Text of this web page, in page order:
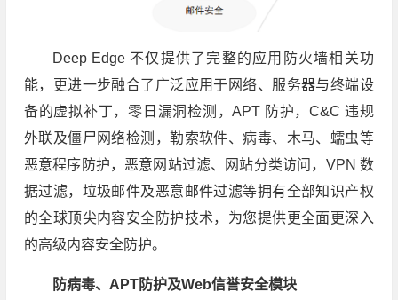
Deep Edge 不仅提供了完整的应用防火墙相关功
能，更进一步融合了广泛应用于网络、服务器与终端设
备的虚拟补丁，零日漏洞检测，APT 防护，C&C 违规
外联及僵尸网络检测，勒索软件、病毒、木马、蠕虫等
恶意程序防护，恶意网站过滤、网站分类访问，VPN 数
据过滤，垃圾邮件及恶意邮件过滤等拥有全部知识产权
的全球顶尖内容安全防护技术，为您提供更全面更深入
的高级内容安全防护。
防病毒、APT防护及Web信誉安全模块